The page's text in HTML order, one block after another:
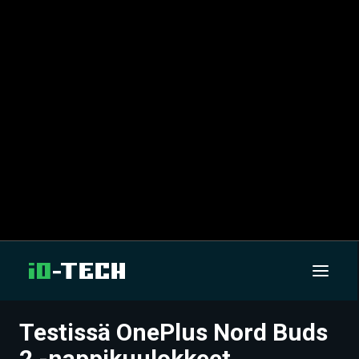
UUTISET
Testissä OnePlus Nord Buds